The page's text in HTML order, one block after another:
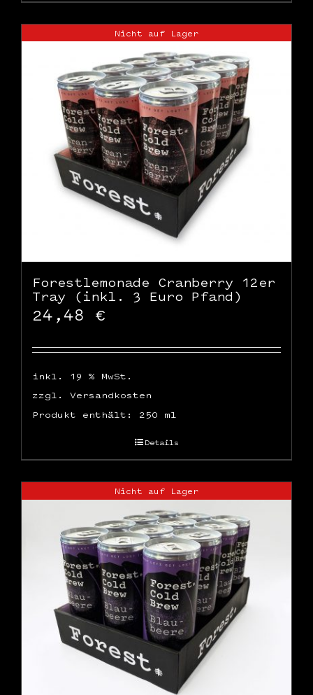
Nicht auf Lager
Forestlemonade Cranberry 12er
Tray (inkl. 3 Euro Pfand)
24,48 €
inkl. 19 % MwSt.
zzgl. Versandkosten
Produkt enthält: 250 ml
Details
Nicht auf Lager